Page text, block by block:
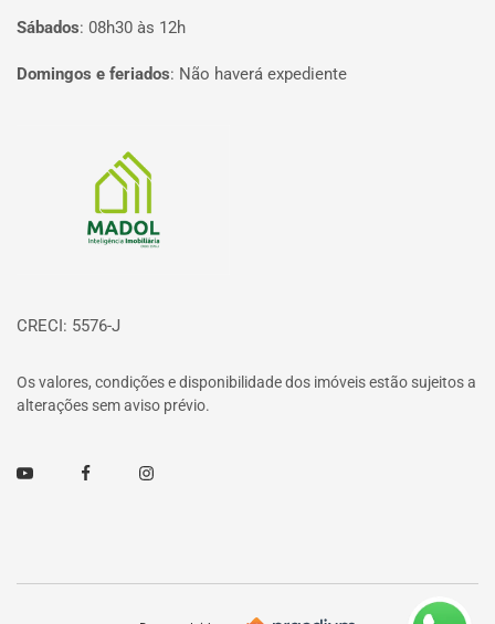
Sábados: 08h30 às 12h
Domingos e feriados: Não haverá expediente
CRECI: 5576-J
Os valores, condições e disponibilidade dos imóveis estão sujeitos a
alterações sem aviso prévio.
Youtube FacebookInstagram